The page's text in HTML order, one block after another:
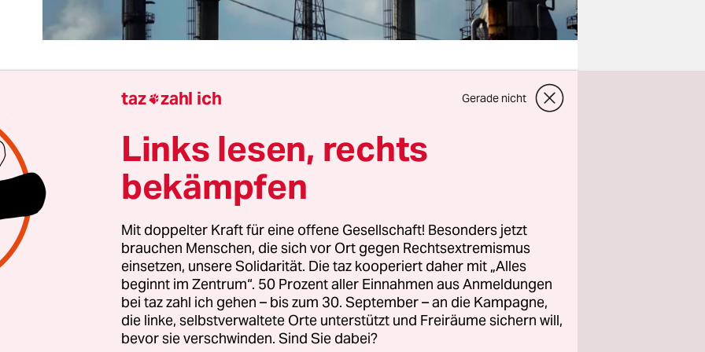
verfolgen die Zacken der Preiskurve wie die
auf den Monitoren der Intensivstation. Was sie
sind wahrhaft historische Bewegungen. Nie zuvor hat
so extrem volatil reagiert mit panischen
von über 30 Prozent. Nie zuvor wurde Öl am
zu Negativpreisen verkauft – bis zu minus 37 Dollar das
die heftigste Krise des Ölzeitalters seit den 1970er Jahren,
mit Hund und Kinderwagen auf den Autobahnen
Diesmal hat die Krise umgekehrte Vorzeichen. Öl ist
taz zahl ich Gerade nicht
Links lesen, rechts
bekämpfen
Mit doppelter Kraft für eine offene Gesellschaft! Besonders jetzt
brauchen Menschen, die sich vor Ort gegen Rechtsextremismus
einsetzen, unsere Solidarität. Die taz kooperiert daher mit „Alles
beginnt im Zentrum“. 50 Prozent aller Einnahmen aus Anmeldungen
bei taz zahl ich gehen – bis zum 30. September – an die Kampagne,
die linke, selbstverwaltete Orte unterstützt und Freiräume sichern will,
bevor sie verschwinden. Sind Sie dabei?